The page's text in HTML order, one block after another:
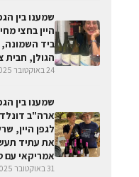
היין בחצי
ביד
הגולן,
24 באוקטובר 2025
ארה"ב
לגפן היין,
את עתיד
אמריקאי עם
31 באוקטובר 2025